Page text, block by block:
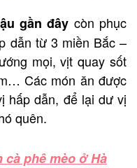
gần đây còn phục
dẫn từ 3 miền Bắc –
mọi, vịt quay sốt
Các món ăn được
hấp dẫn, để lại dư vị
quên.
cà phê mèo ở Hà